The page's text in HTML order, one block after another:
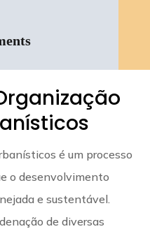
é um processo
o desenvolvimento
e sustentável.
de diversas